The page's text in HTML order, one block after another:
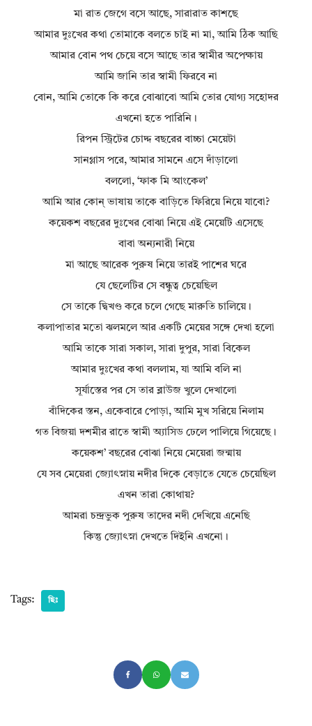
মা রাত জেগে বসে আছে, সারারাত কাশছে
আমার দুঃখের কথা তোমাকে বলতে চাই না মা, আমি ঠিক আছি
আমার বোন পথ চেয়ে বসে আছে তার স্বামীর অপেক্ষায়
আমি জানি তার স্বামী ফিরবে না
বোন, আমি তোকে কি করে বোঝাবো আমি তোর যোগ্য সহোদর
এখনো হতে পারিনি।
রিপন স্ট্রিটের চোদ্দ বছরের বাচ্চা মেয়েটা
সানগ্লাস পরে, আমার সামনে এসে দাঁড়ালো
বললো, ‘ফাক মি আংকেল’
আমি আর কোন্ ভাষায় তাকে বাড়িতে ফিরিয়ে নিয়ে যাবো?
কয়েকশ বছরের দুঃখের বোঝা নিয়ে এই মেয়েটি এসেছে
বাবা অন্যনারী নিয়ে
মা আছে আরেক পুরুষ নিয়ে তারই পাশের ঘরে
যে ছেলেটির সে বন্ধুত্ব চেয়েছিল
সে তাকে দ্বিখণ্ড করে চলে গেছে মারুতি চালিয়ে।
কলাপাতার মতো ঝলমলে আর একটি মেয়ের সঙ্গে দেখা হলো
আমি তাকে সারা সকাল, সারা দুপুর, সারা বিকেল
আমার দুঃখের কথা বললাম, যা আমি বলি না
সূর্যাস্তের পর সে তার ব্লাউজ খুলে দেখালো
বাঁদিকের স্তন, একেবারে পোড়া, আমি মুখ সরিয়ে নিলাম
গত বিজয়া দশমীর রাতে স্বামী অ্যাসিড ঢেলে পালিয়ে গিয়েছে।
কয়েকশ’ বছরের বোঝা নিয়ে মেয়েরা জন্মায়
যে সব মেয়েরা জ্যোৎস্নায় নদীর দিকে বেড়াতে যেতে চেয়েছিল
এখন তারা কোথায়?
আমরা চন্দ্ৰভুক পুরুষ তাদের নদী দেখিয়ে এনেছি
কিন্তু জ্যোৎস্না দেখতে দিইনি এখনো।
Tags: ছিঃ